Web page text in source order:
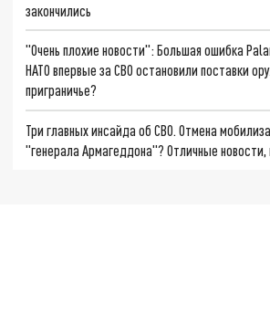
закончились
"Очень плохие новости": Большая ошибка
НАТО впервые за СВО остановили поставки
приграничье?
Три главных инсайда об СВО. Отмена
"генерала Армагеддона"? Отличные